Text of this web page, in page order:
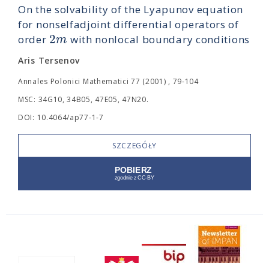
On the solvability of the Lyapunov equation
for nonselfadjoint differential operators of
order 2m with nonlocal boundary conditions
Aris Tersenov
Annales Polonici Mathematici 77 (2001) , 79-104
MSC: 34G10, 34B05, 47E05, 47N20.
DOI: 10.4064/ap77-1-7
SZCZEGÓŁY